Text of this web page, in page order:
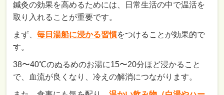
鍼灸の効果を高めるためには、日常生活の中で温活を
取り入れることが重要です。
まず、毎日湯船に浸かる習慣をつけることが効果的で
す。
38〜40℃のぬるめのお湯に15〜20分ほど浸かること
で、血流が良くなり、冷えの解消につながります。